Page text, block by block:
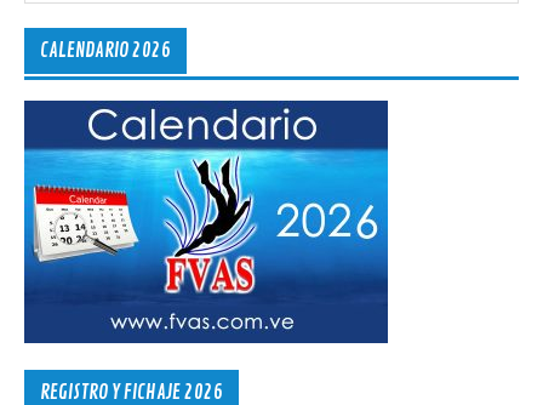
CALENDARIO 2026
REGISTRO Y FICHAJE 2026